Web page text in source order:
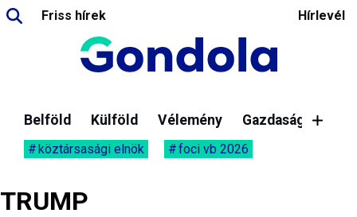
Friss hírek Hírlevél
Belföld Külföld Vélemény Gazdaság
köztársasági elnök foci vb 2026
TRUMP